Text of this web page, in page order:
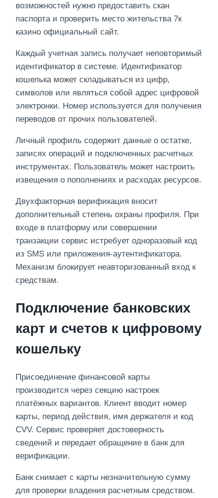
возможностей нужно предоставить скан
паспорта и проверить место жительства 7к
казино официальный сайт.
Каждый учетная запись получает неповторимый
идентификатор в системе. Идентификатор
кошелька может складываться из цифр,
символов или являться собой адрес цифровой
электронки. Номер используется для получения
переводов от прочих пользователей.
Личный профиль содержит данные о остатке,
записях операций и подключенных расчетных
инструментах. Пользователь может настроить
извещения о пополнениях и расходах ресурсов.
Двухфакторная верификация вносит
дополнительный степень охраны профиля. При
входе в платформу или совершении
транзакции сервис истребует одноразовый код
из SMS или приложения-аутентификатора.
Механизм блокирует неавторизованный вход к
средствам.
Подключение банковских
карт и счетов к цифровому
кошельку
Присоединение финансовой карты
производится через секцию настроек
платёжных вариантов. Клиент вводит номер
карты, период действия, имя держателя и код
CVV. Сервис проверяет достоверность
сведений и передает обращение в банк для
верификации.
Банк снимает с карты незначительную сумму
для проверки владения расчетным средством.